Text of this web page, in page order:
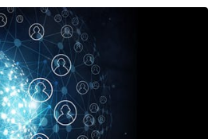
Social